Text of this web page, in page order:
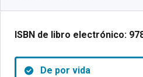
ISBN de libro electrónico:
De por vida